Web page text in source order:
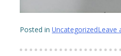
Posted in UncategorizedLeave